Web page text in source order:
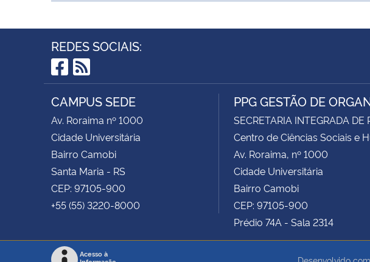
REDES SOCIAIS:
Facebook
RSS
CAMPUS SEDE
Av. Roraima nº 1000
Cidade Universitária
Bairro Camobi
Santa Maria - RS
CEP: 97105-900
+55 (55) 3220-8000
PPG GESTÃO DE
SECRETARIA INTEGRADA
Centro de Ciências Sociais e
Av. Roraima, nº 1000
Cidade Universitária
Bairro Camobi
CEP: 97105-900
Prédio 74A - Sala 2314
Acesso à